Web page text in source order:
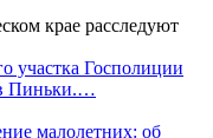
Госполиции
в Пиньки.…
малолетних: об